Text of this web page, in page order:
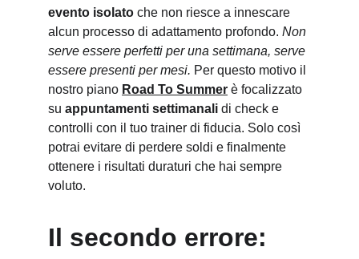
evento isolato che non riesce a innescare
alcun processo di adattamento profondo. Non
serve essere perfetti per una settimana, serve
essere presenti per mesi. Per questo motivo il
nostro piano Road To Summer è focalizzato
su appuntamenti settimanali di check e
controlli con il tuo trainer di fiducia. Solo così
potrai evitare di perdere soldi e finalmente
ottenere i risultati duraturi che hai sempre
voluto.
Il secondo errore: